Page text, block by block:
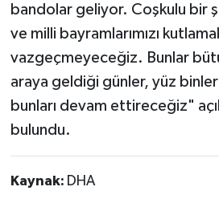
bandolar geliyor. Coşkulu bir
ve milli bayramlarımızı
vazgeçmeyeceğiz. Bunlar
araya geldiği günler, yüz binler
bunları devam ettireceğiz"
bulundu.
Kaynak: DHA